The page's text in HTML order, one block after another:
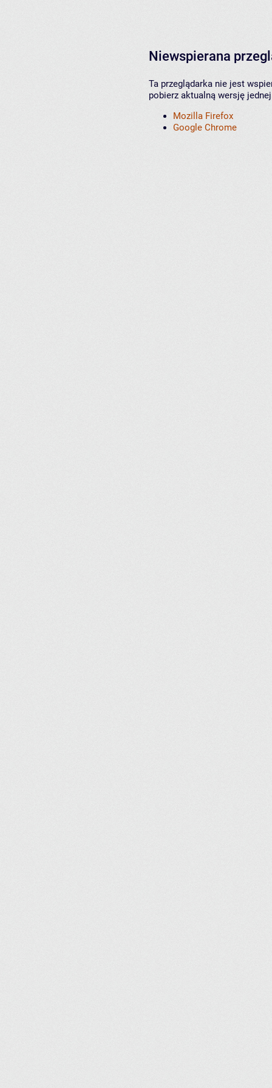
Niewspierana
Ta przeglądarka nie jest
pobierz aktualną wersję
Mozilla Firefox
Google Chrome